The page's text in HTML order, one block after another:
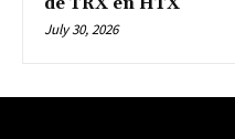
de TRX en HTX
July 30, 2026